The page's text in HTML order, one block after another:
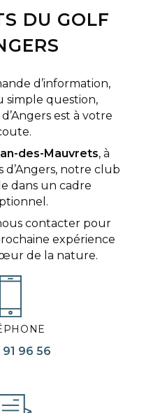
DU GOLF
d’information,
simple question,
est à votre
des-Mauvrets, à
notre club
dans un cadre
contacter pour
expérience
de la nature.
91 96 56